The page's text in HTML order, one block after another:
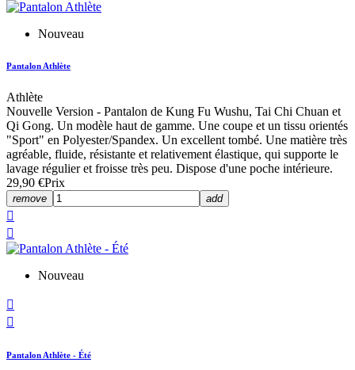
Nouveau
Pantalon Athlète
Athlète
Nouvelle Version - Pantalon de Kung Fu Wushu, Tai Chi Chuan et
Qi Gong. Un modèle haut de gamme. Une coupe et un tissu orientés
"Sport" en Polyester/Spandex. Un excellent tombé. Une matière très
agréable, fluide, résistante et relativement élastique, qui supporte le
lavage régulier et froisse très peu. Dispose d'une poche intérieure.
29,90 €Prix
remove add


Nouveau


Pantalon Athlète - Été